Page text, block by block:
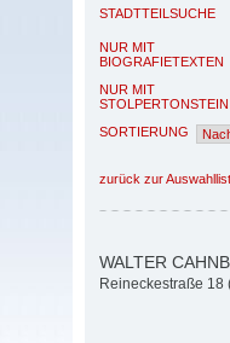
STADTTEILSUCHE
NUR MIT
BIOGRAFIETEXTEN
NUR MIT
STOLPERTONSTEIN
SORTIERUNG
zurück zur
WALTER
Reineckestraße 18